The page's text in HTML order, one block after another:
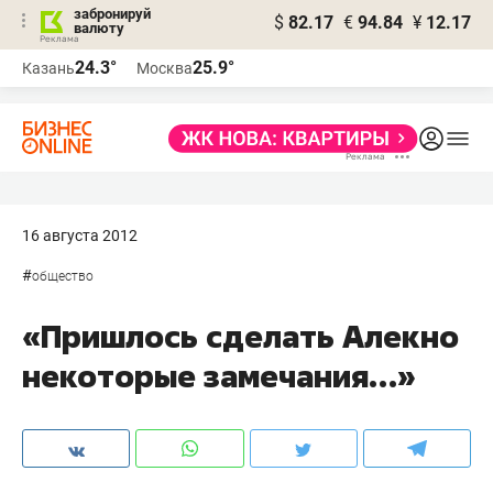
забронируй
валюту
$ 82.17 € 94.84 ¥ 12.17
Казань24.3° Москва25.9°
16 августа 2012
#общество
«Пришлось сделать Алекно
некоторые замечания…»